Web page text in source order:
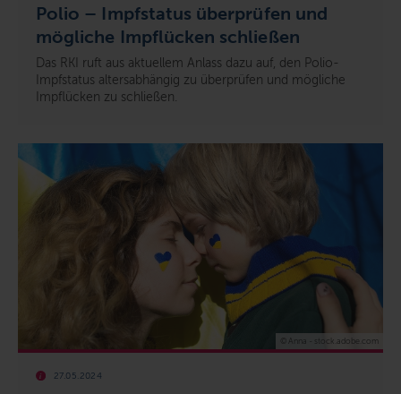
Polio – Impfstatus überprüfen und
mögliche Impflücken schließen
Das RKI ruft aus aktuellem Anlass dazu auf, den Polio-
Impfstatus altersabhängig zu überprüfen und mögliche
Impflücken zu schließen.
27.05.2024
© Anna - stock.adobe.com